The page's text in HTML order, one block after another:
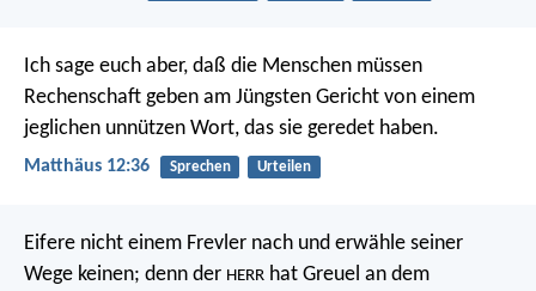
Ich sage euch aber, daß die Menschen müssen
Rechenschaft geben am Jüngsten Gericht von einem
jeglichen unnützen Wort, das sie geredet haben.
Matthäus 12:36 Sprechen Urteilen
Eifere nicht einem Frevler nach und erwähle seiner
Wege keinen; denn der HERR hat Greuel an dem